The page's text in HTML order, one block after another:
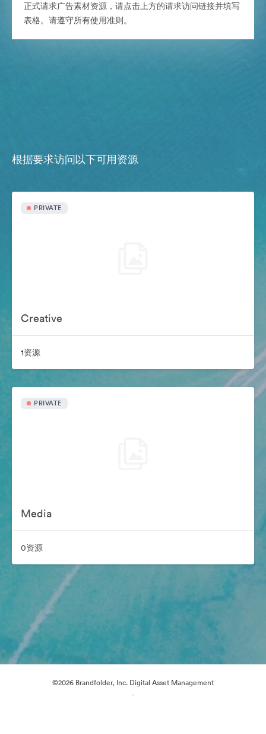
正式请求广告素材资源，请点击上方的请求访问链接并填写
表格。请遵守所有使用准则。
根据要求访问以下可用资源
PRIVATE
Creative
1资源
PRIVATE
Media
0资源
©2026 Brandfolder, Inc. Digital Asset Management
·